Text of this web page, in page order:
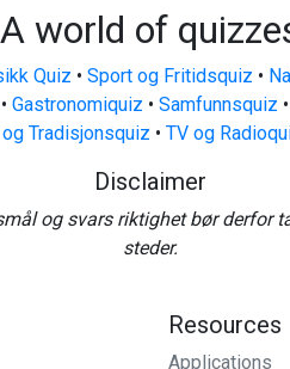
A world of
Quiz • Sport og Fritidsquiz •
• Gastronomiquiz • Samfunnsquiz •
Tradisjonsquiz • TV og
Disclaimer
og svars riktighet bør
steder.
Resources
Applications